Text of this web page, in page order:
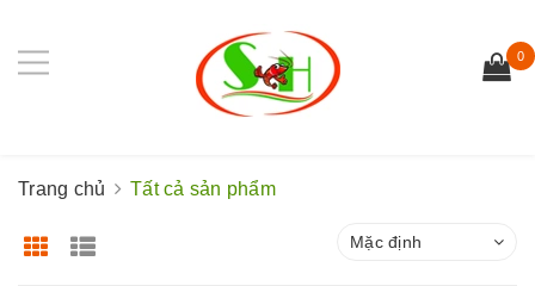
0
Trang chủ Tất cả sản phẩm
Mặc định